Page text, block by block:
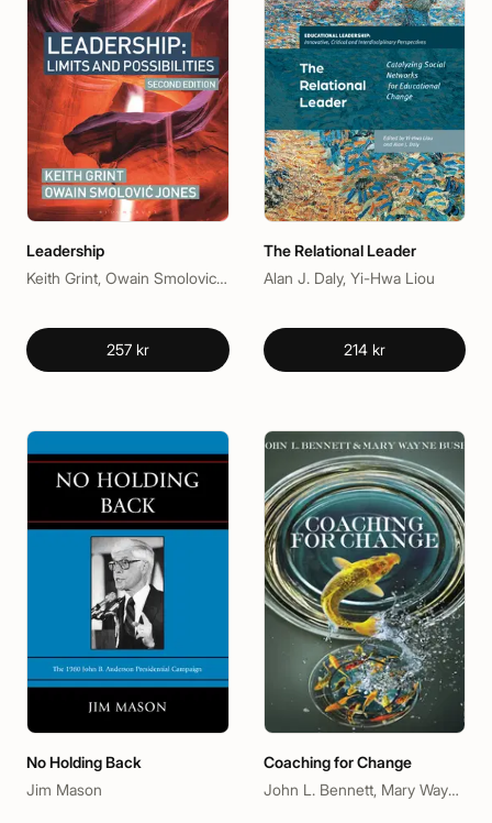
Leadership
Keith Grint, Owain Smolovic Jones
257 kr
The Relational Leader
Alan J. Daly, Yi-Hwa Liou
214 kr
No Holding Back
Jim Mason
Coaching for Change
John L. Bennett, Mary Wayne Bush